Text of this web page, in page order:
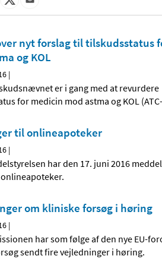
nyt forslag til tilskudsstatus
og KOL
|
er i gang med at revurdere
for medicin mod astma og KOL
til onlineapoteker
|
har den 17. juni 2016
om kliniske forsøg i høring
|
har som følge af den nye EU-
sendt fire vejledninger i høring.